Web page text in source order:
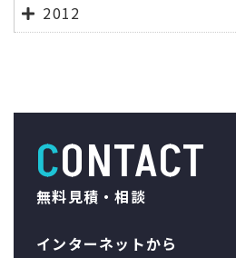
2012
CONTACT
無料見積・相談
インターネットから